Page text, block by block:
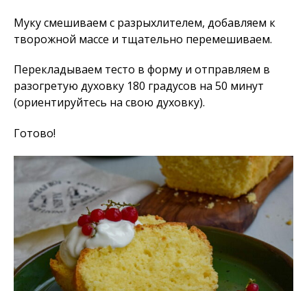
Муку смешиваем с разрыхлителем, добавляем к
творожной массе и тщательно перемешиваем.
Перекладываем тесто в форму и отправляем в
разогретую духовку 180 градусов на 50 минут
(ориентируйтесь на свою духовку).
Готово!